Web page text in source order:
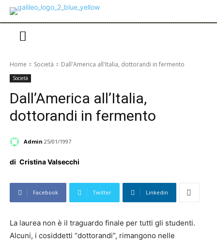
Home Società Dall'America all'Italia, dottorandi in fermento
Società
Dall’America all’Italia,
dottorandi in fermento
Admin 25/01/1997
di Cristina Valsecchi
Facebook Twitter Linkedin
La laurea non è il traguardo finale per tutti gli studenti.
Alcuni, i cosiddetti “dottorandi”, rimangono nelle